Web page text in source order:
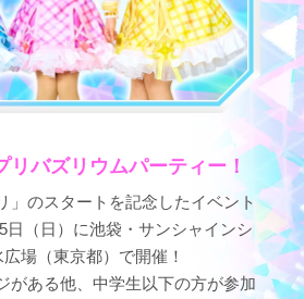
リバズリウムパーティー！
」のスタートを記念したイベント
日（日）に池袋・サンシャインシ
場（東京都）で開催！
がある他、中学生以下の方が参加